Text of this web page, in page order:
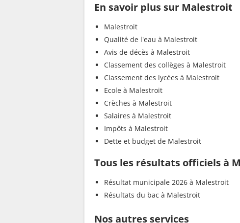
En savoir plus sur Malestroit
Malestroit
Qualité de l'eau à Malestroit
Avis de décès à Malestroit
Classement des collèges à Malestroit
Classement des lycées à Malestroit
Ecole à Malestroit
Crèches à Malestroit
Salaires à Malestroit
Impôts à Malestroit
Dette et budget de Malestroit
Tous les résultats officiels à
Résultat municipale 2026 à Malestroit
Résultats du bac à Malestroit
Nos autres services